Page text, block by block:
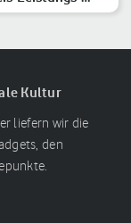
Kultur
liefern wir die
den